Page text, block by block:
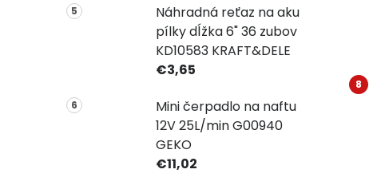
Náhradná reťaz na aku
pílky dĺžka 6" 36 zubov
KD10583 KRAFT&DELE
€3,65
Mini čerpadlo na naftu
12V 25L/min G00940
GEKO
€11,02